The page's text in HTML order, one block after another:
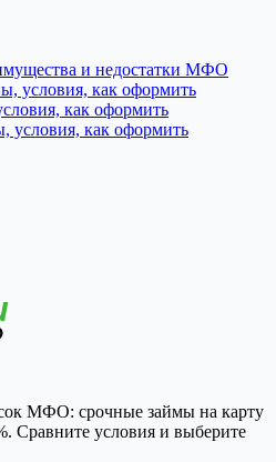
и недостатки МФО
условия, как оформить
как оформить
условия, как оформить
МФО: срочные займы на карту
Сравните условия и выберите